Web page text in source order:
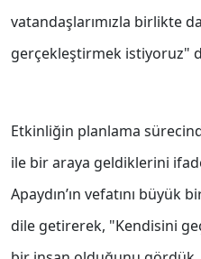
vatandaşlarımızla birlikte
gerçekleştirmek istiyoruz"
Etkinliğin planlama
ile bir araya geldiklerini
Apaydın’ın vefatını
dile getirerek, "Kendisini